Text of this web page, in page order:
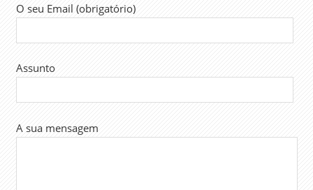
O seu Email (obrigatório)
Assunto
A sua mensagem